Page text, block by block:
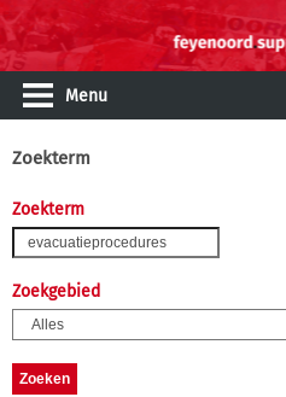
Menu
Zoekterm
Zoekterm
Zoekgebied